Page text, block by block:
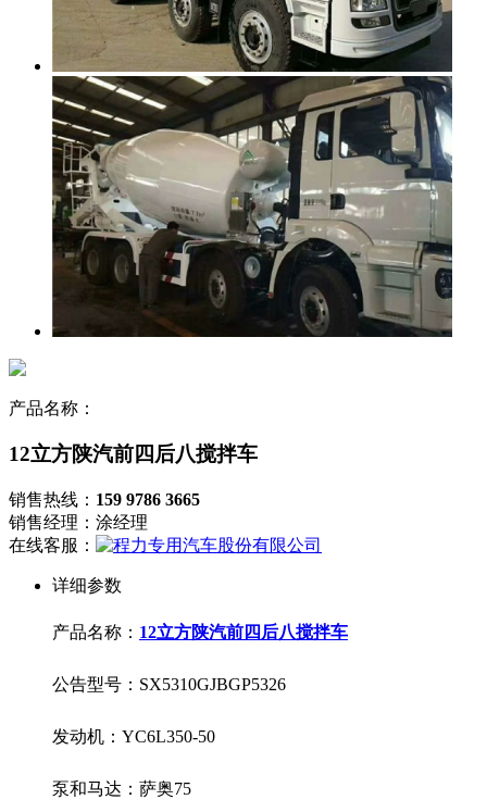
产品名称：
12立方陕汽前四后八搅拌车
销售热线： 159 9786 3665
销售经理：涂经理
在线客服：
详细参数
产品名称： 12立方陕汽前四后八搅拌车
公告型号： SX5310GJBGP5326
发动机： YC6L350-50
泵和马达：萨奥75